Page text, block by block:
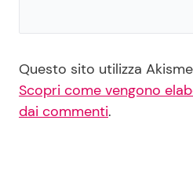
Questo sito utilizza
Scopri come vengono
dai commenti.